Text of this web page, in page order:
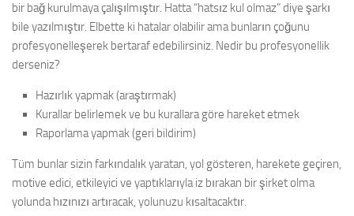
bir bağ kurulmaya çalışılmıştır. Hatta “hatsız kul olmaz” diye şarkı
bile yazılmıştır. Elbette ki hatalar olabilir ama bunların çoğunu
profesyonelleşerek bertaraf edebilirsiniz. Nedir bu profesyonellik
derseniz?
Hazırlık yapmak (araştırmak)
Kurallar belirlemek ve bu kurallara göre hareket etmek
Raporlama yapmak (geri bildirim)
Tüm bunlar sizin farkındalık yaratan, yol gösteren, harekete geçiren,
motive edici, etkileyici ve yaptıklarıyla iz bırakan bir şirket olma
yolunda hızınızı artıracak, yolunuzu kısaltacaktır.